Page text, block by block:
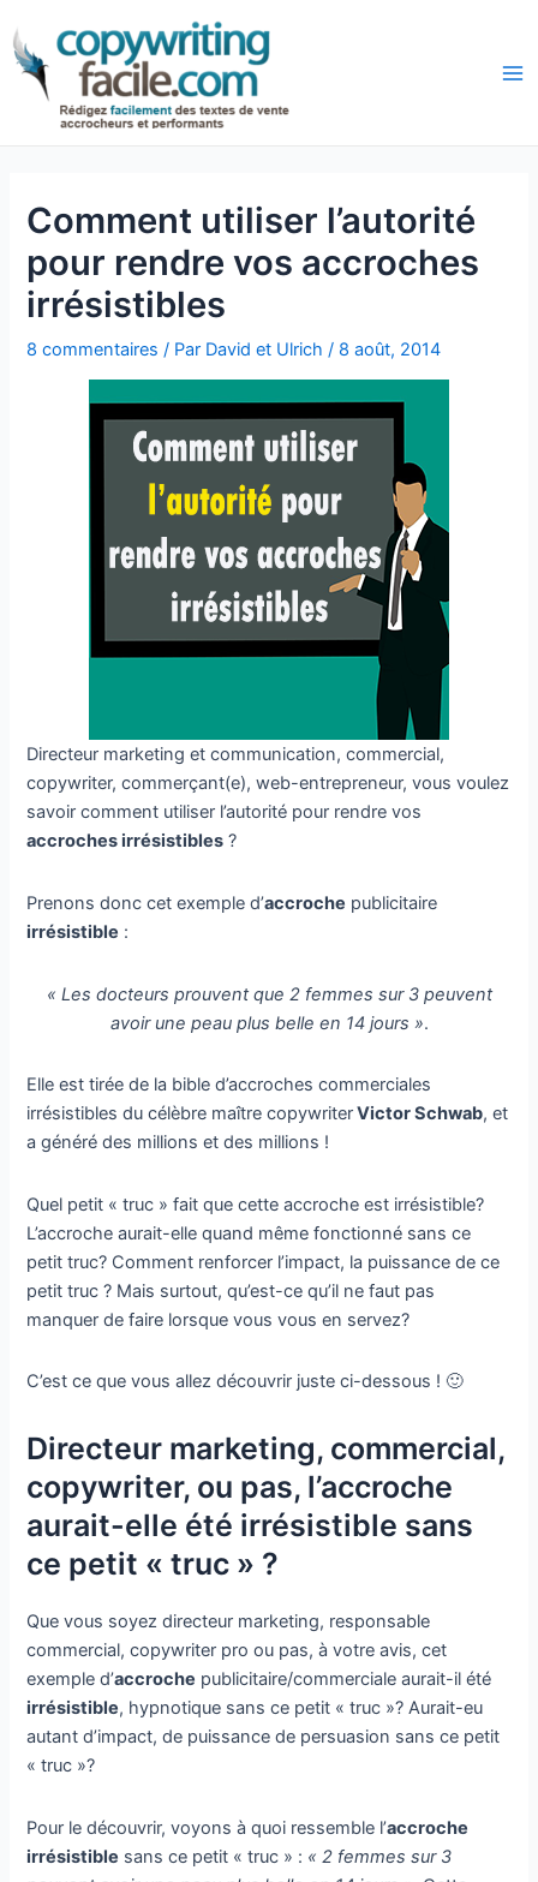
au
contenu
Comment utiliser l’autorité
pour rendre vos accroches
irrésistibles
8 commentaires / Par David et Ulrich/ 8 août, 2014
Directeur marketing et communication, commercial,
copywriter, commerçant(e), web-entrepreneur, vous voulez
savoir comment utiliser l’autorité pour rendre vos
accroches irrésistibles ?
Prenons donc cet exemple d’accroche publicitaire
irrésistible :
« Les docteurs prouvent que 2 femmes sur 3 peuvent
avoir une peau plus belle en 14 jours ».
Elle est tirée de la bible d’accroches commerciales
irrésistibles du célèbre maître copywriterVictor Schwab, et
a généré des millions et des millions !
Quel petit « truc » fait que cette accroche est irrésistible?
L’accroche aurait-elle quand même fonctionné sans ce
petit truc? Comment renforcer l’impact, la puissance de ce
petit truc ? Mais surtout, qu’est-ce qu’il ne faut pas
manquer de faire lorsque vous vous en servez?
C’est ce que vous allez découvrir juste ci-dessous ! 🙂
Directeur marketing, commercial,
copywriter, ou pas, l’accroche
aurait-elle été irrésistible sans
ce petit « truc » ?
Que vous soyez directeur marketing, responsable
commercial, copywriter pro ou pas, à votre avis, cet
exemple d’accroche publicitaire/commerciale aurait-il été
irrésistible, hypnotique sans ce petit « truc »? Aurait-eu
autant d’impact, de puissance de persuasion sans ce petit
« truc »?
Pour le découvrir, voyons à quoi ressemble l’accroche
irrésistible sans ce petit « truc » : « 2 femmes sur 3